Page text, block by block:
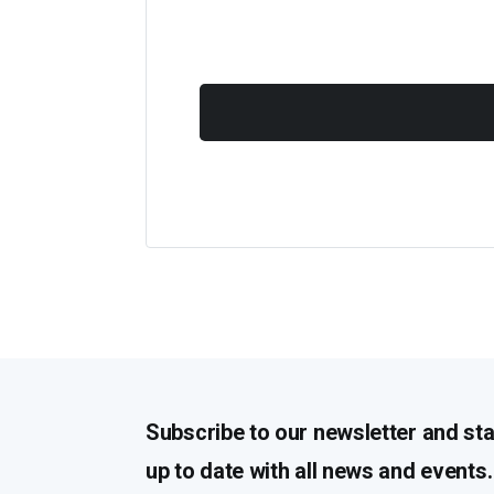
Subscribe to our newsletter and
up to date with all news and events.